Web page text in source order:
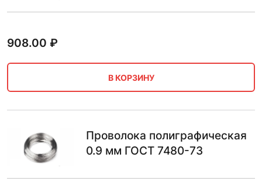
908.00 ₽
В КОРЗИНУ
Проволока полиграфическая
0.9 мм ГОСТ 7480-73